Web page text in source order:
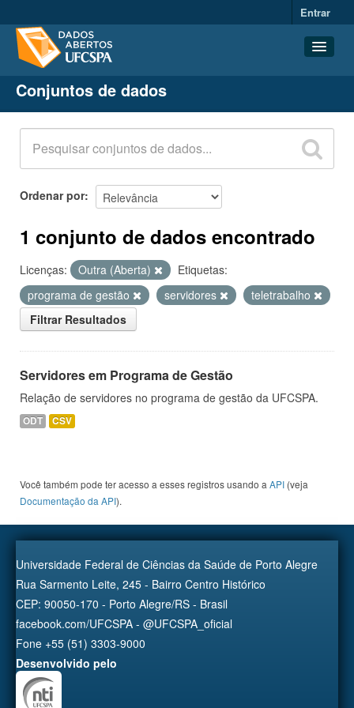
Entrar
Conjuntos de dados
Organizações
Grupos
Sobre
Conjuntos de dados
Ordenar por
1 conjunto de dados encontrado
Licenças: Outra (Aberta)
Etiquetas:
programa de gestão
servidores
teletrabalho
Filtrar Resultados
Servidores em Programa de Gestão
Relação de servidores no programa de gestão da UFCSPA.
ODT CSV
Você também pode ter acesso a esses registros usando a API (veja
Documentação da API).
Universidade Federal de Ciências da Saúde de Porto Alegre
Rua Sarmento Leite, 245 - Bairro Centro Histórico
CEP: 90050-170 - Porto Alegre/RS - Brasil
facebook.com/UFCSPA - @UFCSPA_oficial
Fone +55 (51) 3303-9000
Desenvolvido pelo